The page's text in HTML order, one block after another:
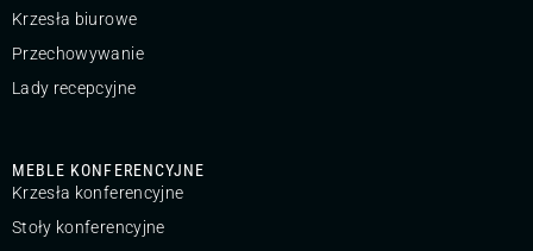
Krzesła biurowe
Przechowywanie
Lady recepcyjne
MEBLE KONFERENCYJNE
Krzesła konferencyjne
Stoły konferencyjne